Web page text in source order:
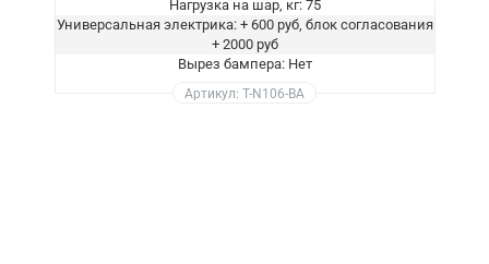
Нагрузка на шар, кг: 75
Универсальная электрика: + 600 руб, блок согласования
+ 2000 руб
Вырез бампера: Нет
Артикул: T-N106-BA